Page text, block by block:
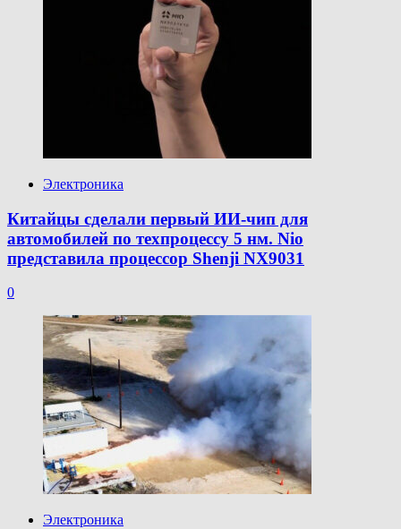
Электроника
Китайцы сделали первый ИИ-чип для
автомобилей по техпроцессу 5 нм. Nio
представила процессор Shenji NX9031
0
Электроника